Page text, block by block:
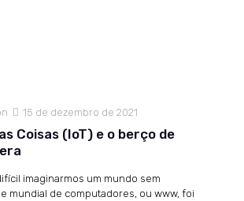
15 de dezembro de 2021
Coisas (IoT) e o berço de
imaginarmos um mundo sem
mundial de computadores, ou www, foi